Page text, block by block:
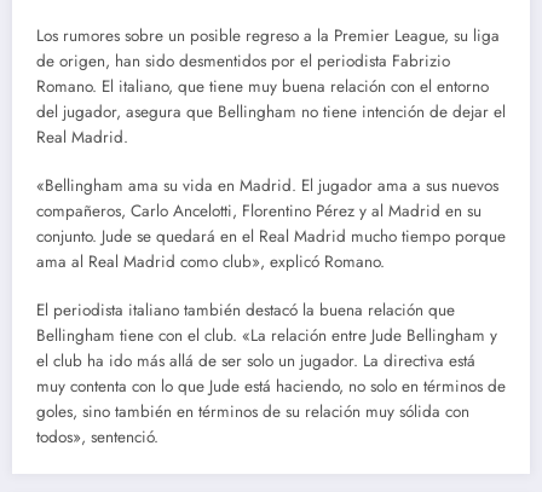
Los rumores sobre un posible regreso a la Premier League, su liga
de origen, han sido desmentidos por el periodista Fabrizio
Romano. El italiano, que tiene muy buena relación con el entorno
del jugador, asegura que Bellingham no tiene intención de dejar el
Real Madrid.
«Bellingham ama su vida en Madrid. El jugador ama a sus nuevos
compañeros, Carlo Ancelotti, Florentino Pérez y al Madrid en su
conjunto. Jude se quedará en el Real Madrid mucho tiempo porque
ama al Real Madrid como club», explicó Romano.
El periodista italiano también destacó la buena relación que
Bellingham tiene con el club. «La relación entre Jude Bellingham y
el club ha ido más allá de ser solo un jugador. La directiva está
muy contenta con lo que Jude está haciendo, no solo en términos de
goles, sino también en términos de su relación muy sólida con
todos», sentenció.